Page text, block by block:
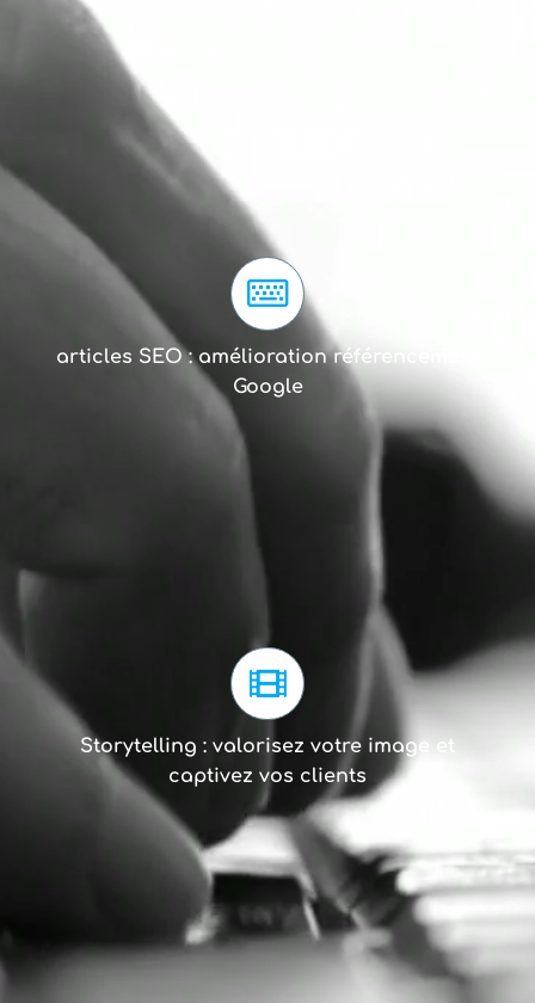
articles SEO : amélioration référencement
Google
Storytelling : valorisez votre image et
captivez vos clients